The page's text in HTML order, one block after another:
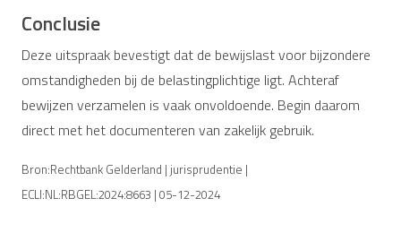
Conclusie
Deze uitspraak bevestigt dat de bewijslast voor bijzondere
omstandigheden bij de belastingplichtige ligt. Achteraf
bewijzen verzamelen is vaak onvoldoende. Begin daarom
direct met het documenteren van zakelijk gebruik.
Bron:Rechtbank Gelderland | jurisprudentie |
ECLI:NL:RBGEL:2024:8663 | 05-12-2024